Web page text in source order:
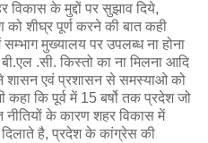
विकास के मुद्दों पर सुझाव दिये,
को शीघ्र पूर्ण करने की बात कही
मुख्यालय पर उपलब्ध ना होना
.सी. किस्तो का ना मिलना आदि
शासन एवं प्रशासन से समस्याओ को
कि पूर्व में 15 बर्षो तक प्रदेश जो
नीतियों के कारण शहर विकास में
है, प्रदेश के कांग्रेस की